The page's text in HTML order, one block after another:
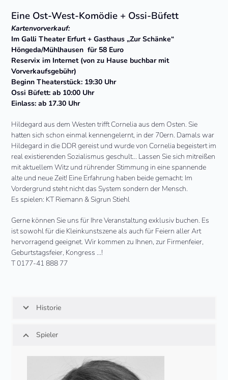
Eine Ost-West-Komödie + Ossi-Büfett
Kartenvorverkauf:
Im Galli Theater Erfurt + Gasthaus „Zur Schänke“
Höngeda/Mühlhausen für 58 Euro
Reservix im Internet (von zu Hause buchbar mit
Vorverkaufsgebühr)
Beginn Theaterstück: 19:30 Uhr
Ossi Büfett: ab 10:00 Uhr
Einlass: ab 17.30 Uhr
Hildegard aus dem Westen trifft Cornelia aus dem Osten. Sie
hatten sich schon einmal kennengelernt, in der 70ern. Damals war
Hildegard in die DDR gereist und wurde von Cornelia begeistert im
real existierenden Sozialismus geschult… Lassen Sie sich mitreißen
mit aktuellem Witz und rührender Stimmung in eine spannende
alte und neue Zeit! Eine Erfahrung haben beide gemacht: Im
Vordergrund steht nicht das System sondern der Mensch.
Es spielen: KT Riemann & Sigrun Stiehl
Gerne können Sie uns für Ihre Veranstaltung exklusiv buchen. Es
ist sowohl für die Kleinkunstszene als auch für Feiern aller Art
hervorragend geeignet. Wir kommen zu Ihnen, zur Firmenfeier,
Geburtstagsfeier, Kongress …!
T 0177-41 888 77
Historie
Spieler